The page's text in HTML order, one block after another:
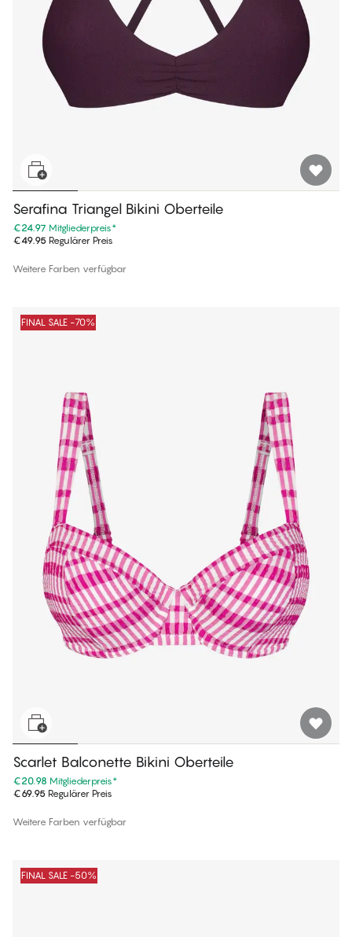
Serafina Triangel Bikini Oberteile
€24.97 Mitgliederpreis*
€49.95 Regulärer Preis
Weitere Farben verfügbar
FINAL SALE -70%
Scarlet Balconette Bikini Oberteile
€20.98 Mitgliederpreis*
€69.95 Regulärer Preis
Weitere Farben verfügbar
FINAL SALE -50%